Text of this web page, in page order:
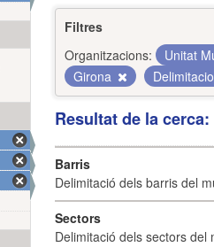
Filtres
Organitzacions:
Unitat
Girona
Resultat de la
Barris
Delimitació dels barris del
Sectors
Delimitació dels sectors del